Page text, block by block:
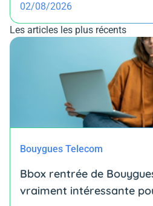
02/08/2026
Les articles les plus récents
Bouygues Telecom
Bbox rentrée de
vraiment intéressante